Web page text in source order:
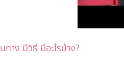
าง มีวิธี มีอะไรบ้าง?